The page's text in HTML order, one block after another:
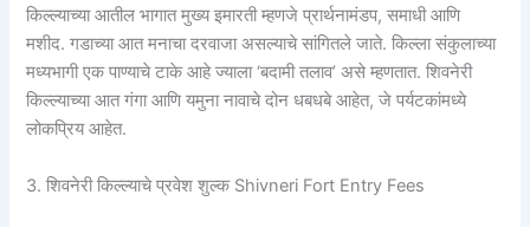
किल्ल्याच्या आतील भागात मुख्य इमारती म्हणजे प्रार्थनामंडप, समाधी आणि
मशीद. गडाच्या आत मनाचा दरवाजा असल्याचे सांगितले जाते. किल्ला संकुलाच्या
मध्यभागी एक पाण्याचे टाके आहे ज्याला ‘बदामी तलाव’ असे म्हणतात. शिवनेरी
किल्ल्याच्या आत गंगा आणि यमुना नावाचे दोन धबधबे आहेत, जे पर्यटकांमध्ये
लोकप्रिय आहेत.
3. शिवनेरी किल्ल्याचे प्रवेश शुल्क Shivneri Fort Entry Fees